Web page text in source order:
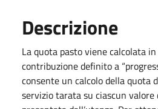
Descrizione
La quota pasto viene calcolata
contribuzione definito a
consente un calcolo della quota
servizio tarata su ciascun valore